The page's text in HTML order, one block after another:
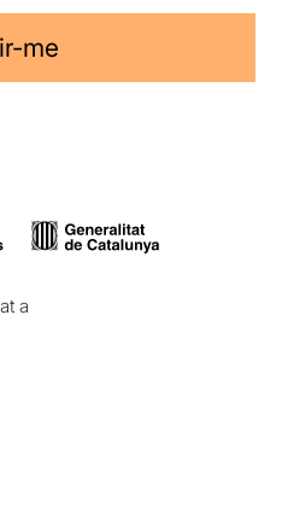
me
a